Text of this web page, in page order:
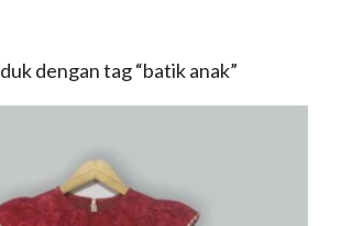
dengan tag “batik anak”